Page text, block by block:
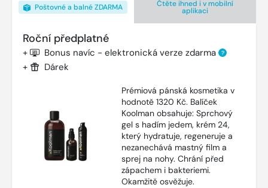
Poštovné a balné ZDARMA Čtěte ihned i v mobilní
aplikaci
Roční předplatné
+ Bonus navíc - elektronická verze zdarma ?
+ Dárek
Prémiová pánská kosmetika v
hodnotě 1320 Kč. Balíček
Koolman obsahuje: Sprchový
gel s hadím jedem, krém 24,
který hydratuje, regeneruje a
nezanechává mastný film a
sprej na nohy. Chrání před
zápachem i bakteriemi.
Okamžitě osvěžuje.